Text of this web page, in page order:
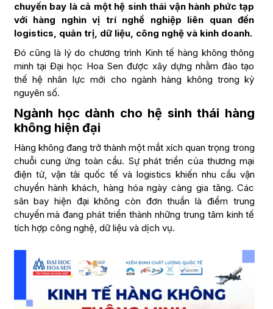
chuyến bay là cả một hệ sinh thái vận hành phức tạp
với hàng nghìn vị trí nghề nghiệp liên quan đến
logistics, quản trị, dữ liệu, công nghệ và kinh doanh.
Đó cũng là lý do chương trình Kinh tế hàng không thông
minh tại Đại học Hoa Sen được xây dựng nhằm đào tạo
thế hệ nhân lực mới cho ngành hàng không trong kỷ
nguyên số.
Ngành học dành cho hệ sinh thái hàng
không hiện đại
Hàng không đang trở thành một mắt xích quan trọng trong
chuỗi cung ứng toàn cầu. Sự phát triển của thương mại
điện tử, vận tải quốc tế và logistics khiến nhu cầu vận
chuyển hành khách, hàng hóa ngày càng gia tăng. Các
sân bay hiện đại không còn đơn thuần là điểm trung
chuyển mà đang phát triển thành những trung tâm kinh tế
tích hợp công nghệ, dữ liệu và dịch vụ.